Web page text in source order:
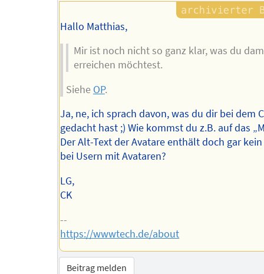
Hallo Matthias,
Mir ist noch nicht so ganz klar, was du
erreichen möchtest.
Siehe OP.
Ja, ne, ich sprach davon, was du dir bei dem
gedacht hast ;) Wie kommst du z.B. auf das
Der Alt-Text der Avatare enthält doch gar
bei Usern mit Avataren?
LG,
CK
--
https://wwwtech.de/about
Beitrag melden